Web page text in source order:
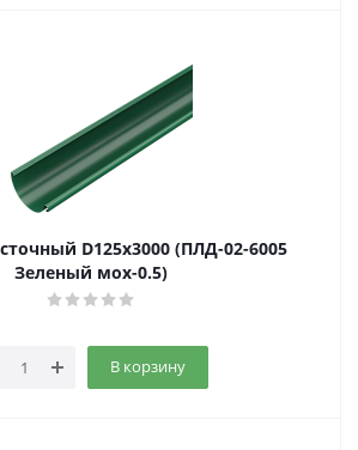
D125х3000 (ПЛД-02-6005
Зеленый мох-0.5)
В корзину